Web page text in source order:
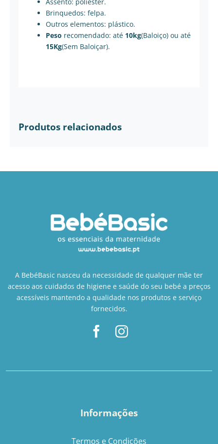
Assento: poliéster.
Brinquedos: felpa.
Outros elementos: plástico.
Peso recomendado: até10kg(Baloiço) ou até
15Kg(Sem Baloiçar).
Produtos relacionados
A BebéBasic nasceu da necessidade de qualquer mãe ter
acesso aos cuidados de higiene e saúde do seu bebé a preços
acessíveis mantendo a qualidade nos produtos e serviço
fornecidos.
Informações
Termos e Condições